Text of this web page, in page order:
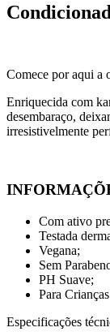
Comece por aqui a
Enriquecida com
desembaraço,
irresistivelmente
Com ativo
Testada
Vegana;
Sem
PH Suave;
Para
Especificações